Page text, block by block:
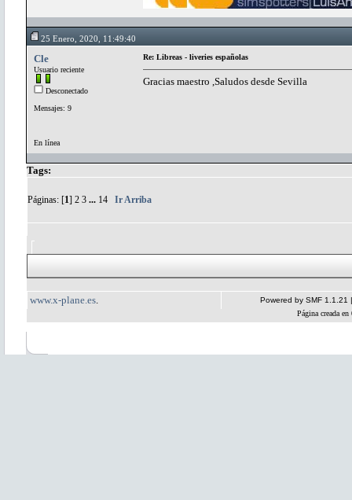
25 Enero, 2020, 11:49:40
Cle
Usuario reciente
Desconectado
Mensajes: 9
En línea
Re: Libreas - liveries españolas
Gracias maestro ,Saludos desde Sevilla
Tags:
Páginas: [1] 2 3 ... 14 Ir Arriba
www.x-plane.es Powered by SMF 1.1.21
Página creada